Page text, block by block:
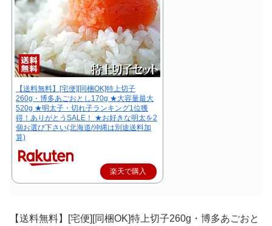
【送料無料】[宅便][同梱OK]特上切子
260g・博多あごおとし170g ★大容量最大
520g ★明太子・切れ子ランキング1位獲
得！ありがとうSALE！ ★お好きな明太を2
個お選び下さい(北海道/沖縄は別途送料加
算)
楽天で購入
【送料無料】[宅便][同梱OK]特上切子260g・博多あごおと